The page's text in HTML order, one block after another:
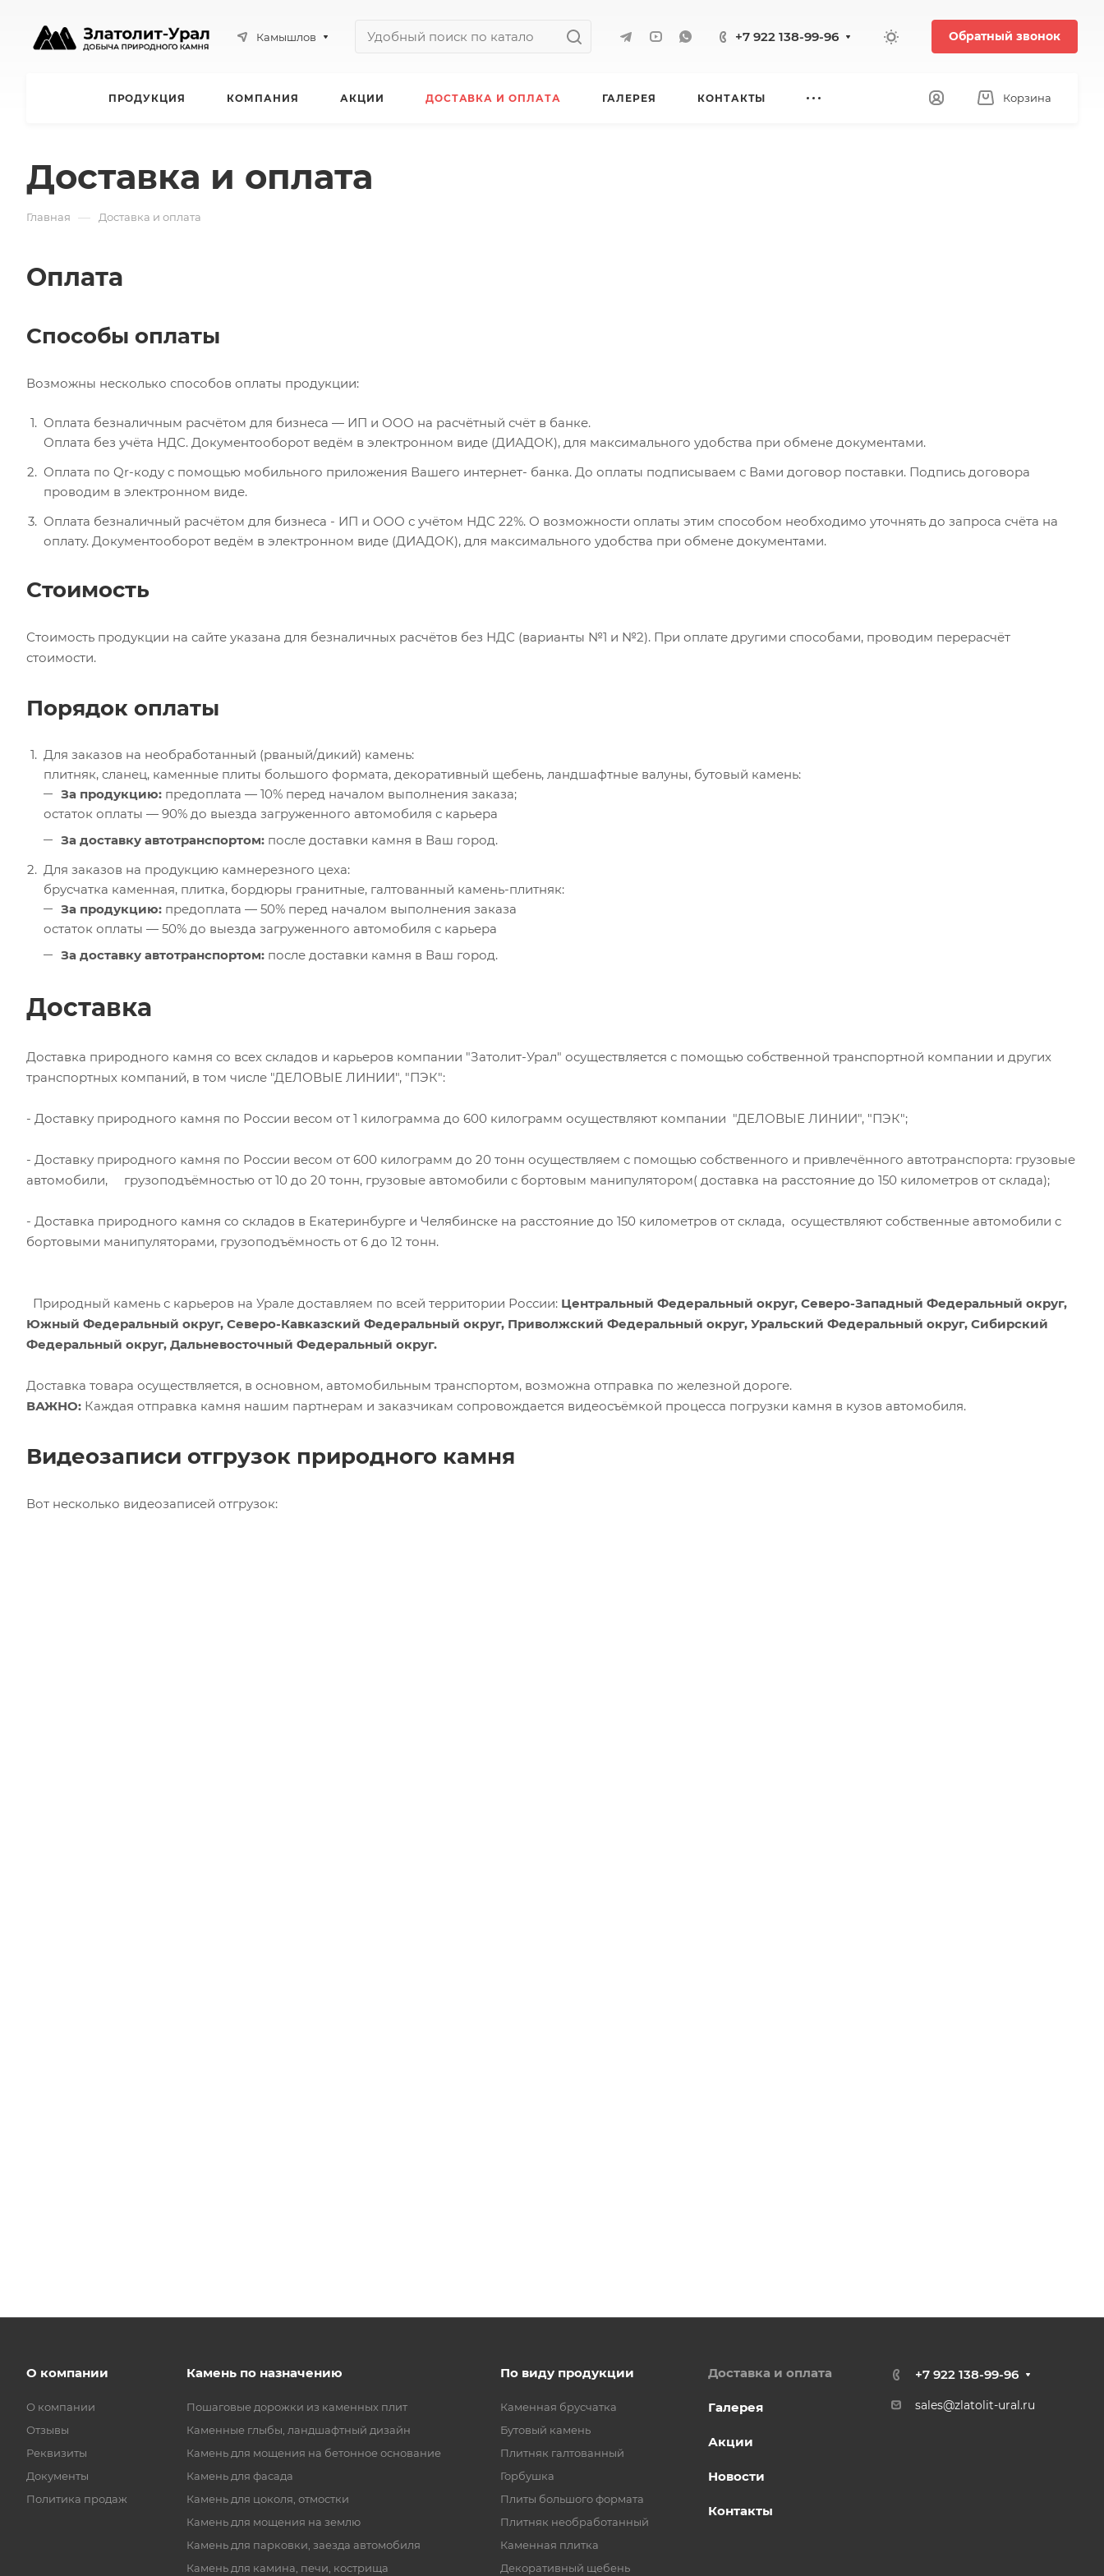
Камышлов +7 922 138-99-96 Обратный звонок
ПРОДУКЦИЯ КОМПАНИЯ АКЦИИ ДОСТАВКА И ОПЛАТА ГАЛЕРЕЯ КОНТАКТЫ Корзина
Доставка и оплата
Главная — Доставка и оплата
Оплата
Способы оплаты
Возможны несколько способов оплаты продукции:
Оплата безналичным расчётом для бизнеса — ИП и ООО на расчётный счёт в банке.
Оплата без учёта НДС. Документооборот ведём в электронном виде (ДИАДОК), для максимального удобства при обмене документами.
Оплата по Qr-коду с помощью мобильного приложения Вашего интернет- банка. До оплаты подписываем с Вами договор поставки. Подпись договора
проводим в электронном виде.
Оплата безналичный расчётом для бизнеса - ИП и ООО с учётом НДС 22%. О возможности оплаты этим способом необходимо уточнять до запроса счёта на
оплату. Документооборот ведём в электронном виде (ДИАДОК), для максимального удобства при обмене документами.
Стоимость
Стоимость продукции на сайте указана для безналичных расчётов без НДС (варианты №1 и №2). При оплате другими способами, проводим перерасчёт
стоимости.
Порядок оплаты
Для заказов на необработанный (рваный/дикий) камень:
плитняк, сланец, каменные плиты большого формата, декоративный щебень, ландшафтные валуны, бутовый камень:
За продукцию: предоплата — 10% перед началом выполнения заказа;
остаток оплаты — 90% до выезда загруженного автомобиля с карьера
За доставку автотранспортом: после доставки камня в Ваш город.
Для заказов на продукцию камнерезного цеха:
брусчатка каменная, плитка, бордюры гранитные, галтованный камень-плитняк:
За продукцию: предоплата — 50% перед началом выполнения заказа
остаток оплаты — 50% до выезда загруженного автомобиля с карьера
За доставку автотранспортом: после доставки камня в Ваш город.
Доставка
Доставка природного камня со всех складов и карьеров компании "Затолит-Урал" осуществляется с помощью собственной транспортной компании и других
транспортных компаний, в том числе "ДЕЛОВЫЕ ЛИНИИ", "ПЭК":
- Доставку природного камня по России весом от 1 килограмма до 600 килограмм осуществляют компании "ДЕЛОВЫЕ ЛИНИИ", "ПЭК";
- Доставку природного камня по России весом от 600 килограмм до 20 тонн осуществляем с помощью собственного и привлечённого автотранспорта: грузовые
автомобили, грузоподъёмностью от 10 до 20 тонн, грузовые автомобили с бортовым манипулятором( доставка на расстояние до 150 километров от склада);
- Доставка природного камня со складов в Екатеринбурге и Челябинске на расстояние до 150 километров от склада, осуществляют собственные автомобили с
бортовыми манипуляторами, грузоподъёмность от 6 до 12 тонн.
Природный камень с карьеров на Урале доставляем по всей территории России: Центральный Федеральный округ, Северо-Западный Федеральный округ,
Южный Федеральный округ, Северо-Кавказский Федеральный округ, Приволжский Федеральный округ, Уральский Федеральный округ, Сибирский
Федеральный округ, Дальневосточный Федеральный округ.
Доставка товара осуществляется, в основном, автомобильным транспортом, возможна отправка по железной дороге.
ВАЖНО: Каждая отправка камня нашим партнерам и заказчикам сопровождается видеосъёмкой процесса погрузки камня в кузов автомобиля.
Видеозаписи отгрузок природного камня
Вот несколько видеозаписей отгрузок:
О компании
О компании
Отзывы
Реквизиты
Документы
Политика продаж
Камень по назначению
Пошаговые дорожки из каменных плит
Каменные глыбы, ландшафтный дизайн
Камень для мощения на бетонное основание
Камень для фасада
Камень для цоколя, отмостки
Камень для мощения на землю
Камень для парковки, заезда автомобиля
Камень для камина, печи, кострища
По виду продукции
Каменная брусчатка
Бутовый камень
Плитняк галтованный
Горбушка
Плиты большого формата
Плитняк необработанный
Каменная плитка
Декоративный щебень
Доставка и оплата
Галерея
Акции
Новости
Контакты
+7 922 138-99-96
sales@zlatolit-ural.ru